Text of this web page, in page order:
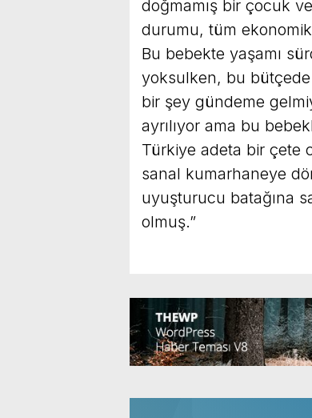
doğmamış bir çocuk
durumu, tüm
Bu bebekte yaşamı
yoksulken, bu
bir şey gündeme
ayrılıyor ama bu
Türkiye adeta bir çete
sanal kumarhaneye
uyuşturucu batağına
olmuş.”